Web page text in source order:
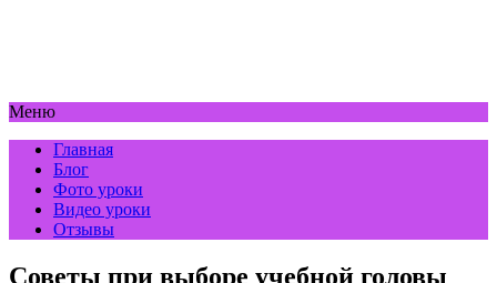
Меню
Главная
Блог
Фото уроки
Видео уроки
Отзывы
Советы при выборе учебной головы